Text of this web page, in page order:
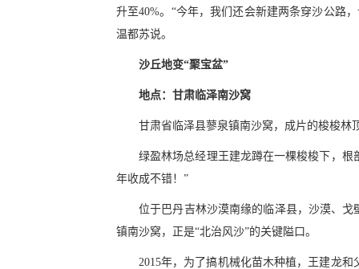
升至40%。“今年，我们还会新建两条穿沙公路
温都苏说。
沙丘地变“聚宝盆”
地点：甘肃临泽南沙窝
甘肃省临泽县蓼泉镇南沙窝，成片的梭梭林
绿盈林场总经理王建龙蹲在一棵梭梭下，
年收成不错！”
位于巴丹吉林沙漠南缘的临泽县，沙漠、
镇南沙窝，正是“北治风沙”的关键隘口。
2015年，为了搞机械化苗木种植，王建龙